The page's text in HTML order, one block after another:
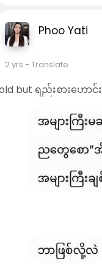
Phoo Yati
2 yrs - Translate
but ရည်းစားဟောင်း